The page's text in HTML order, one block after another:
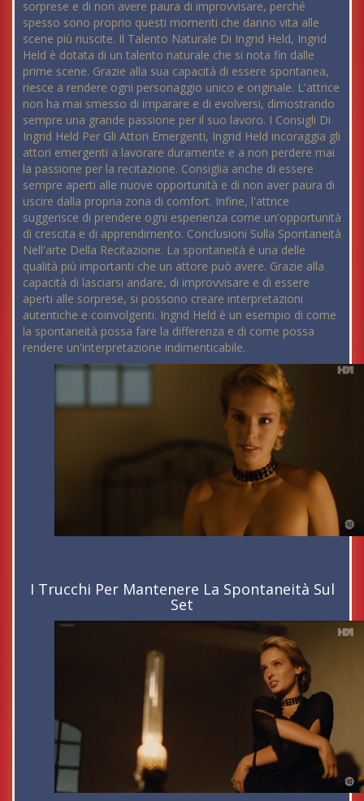
sorprese e di non avere paura di improvvisare, perché
spesso sono proprio questi momenti che danno vita alle
scene più riuscite. Il Talento Naturale Di Ingrid Held, Ingrid
Held è dotata di un talento naturale che si nota fin dalle
prime scene. Grazie alla sua capacità di essere spontanea,
riesce a rendere ogni personaggio unico e originale. L'attrice
non ha mai smesso di imparare e di evolversi, dimostrando
sempre una grande passione per il suo lavoro. I Consigli Di
Ingrid Held Per Gli Attori Emergenti, Ingrid Held incoraggia gli
attori emergenti a lavorare duramente e a non perdere mai
la passione per la recitazione. Consiglia anche di essere
sempre aperti alle nuove opportunità e di non aver paura di
uscire dalla propria zona di comfort. Infine, l'attrice
suggerisce di prendere ogni esperienza come un'opportunità
di crescita e di apprendimento. Conclusioni Sulla Spontaneità
Nell'arte Della Recitazione. La spontaneità è una delle
qualità più importanti che un attore può avere. Grazie alla
capacità di lasciarsi andare, di improvvisare e di essere
aperti alle sorprese, si possono creare interpretazioni
autentiche e coinvolgenti. Ingrid Held è un esempio di come
la spontaneità possa fare la differenza e di come possa
rendere un'interpretazione indimenticabile.
I Trucchi Per Mantenere La Spontaneità Sul
Set